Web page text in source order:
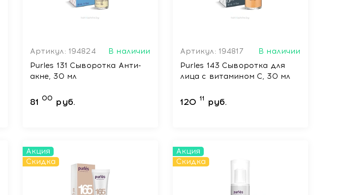
Артикул: 194824
В наличии
Purles 131 Сыворотка Анти-
акне, 30 мл
81 00 руб.
Артикул: 194817
В наличии
Purles 143 Сыворотка для
лица с витамином С, 30 мл
120 11 руб.
Акция
Скидка
Акция
Скидка